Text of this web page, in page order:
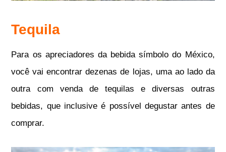
Tequila
Para os apreciadores da bebida símbolo do México,
você vai encontrar dezenas de lojas, uma ao lado da
outra com venda de tequilas e diversas outras
bebidas, que inclusive é possível degustar antes de
comprar.